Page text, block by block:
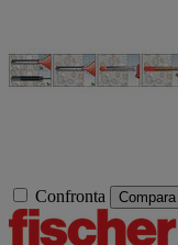
Confronta Compara